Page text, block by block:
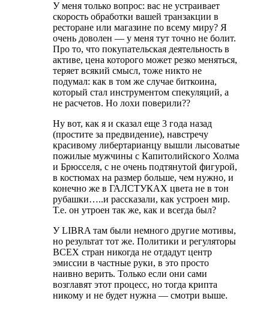
У меня только вопрос: вас не устраивает
скорость обработки вашей транзакции в
ресторане или магазине по всему миру? Я
очень доволен — у меня тут точно не болит.
Про то, что покупательская деятельность в
активе, цена которого может резко меняться,
теряет всякий смысл, тоже никто не
подумал: как в том же случае биткоина,
который стал инструментом спекуляций, а
не расчетов. Но лохи поверили??
Ну вот, как я и сказал еще 3 года назад
(простите за предвидение), навстречу
красивому либертарианцу вышли лысоватые
пожилые мужчины с Капитолийского Холма
и Брюсселя, с не очень подтянутой фигурой,
в костюмах на размер больше, чем нужно, и
конечно же в ГАЛСТУКАХ цвета не в тон
рубашки…..и рассказали, как устроен мир.
Т.е. он утроен так же, как и всегда был?
У LIBRA там были немного другие мотивы,
но результат тот же. Политики и регуляторы
ВСЕХ стран никогда не отдадут центр
эмиссии в частные руки, в это просто
наивно верить. Только если они сами
возглавят этот процесс, но тогда крипта
никому и не будет нужна — смотри выше.